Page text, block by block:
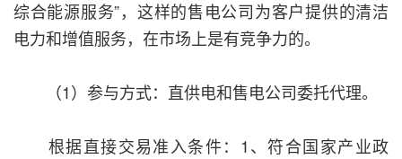
综合能源服务”，这样的售电公司为客户提供的清洁
电力和增值服务，在市场上是有竞争力的。
（1）参与方式：直供电和售电公司委托代理。
根据直接交易准入条件：1、符合国家产业政